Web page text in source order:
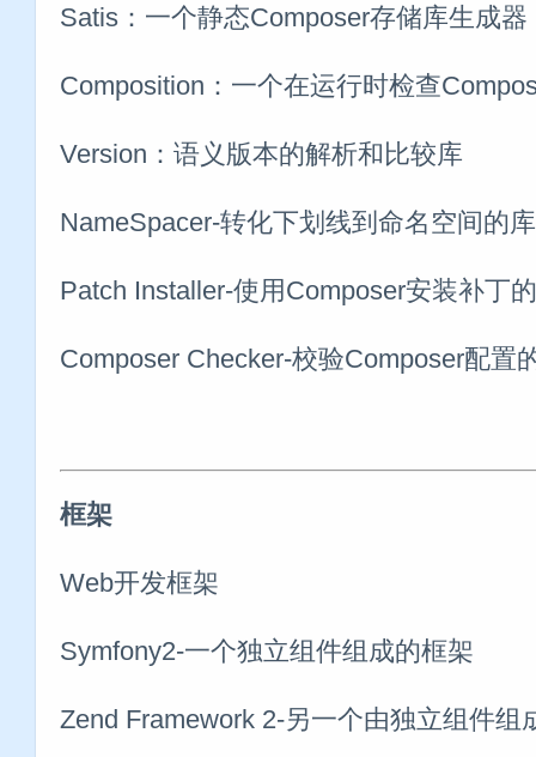
Satis：一个静态Composer存储库生成器
Composition：一个在运行时检查
Version：语义版本的解析和比较库
NameSpacer-转化下划线到命名空间的库
Patch Installer-使用Composer安装补丁
Composer Checker-校验Composer配置
框架
Web开发框架
Symfony2-一个独立组件组成的框架
Zend Framework 2-另一个由独立组件组